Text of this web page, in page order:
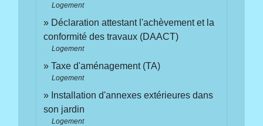
Logement
Déclaration attestant l'achèvement et la
conformité des travaux (DAACT)
Logement
Taxe d'aménagement (TA)
Logement
Installation d'annexes extérieures dans
son jardin
Logement